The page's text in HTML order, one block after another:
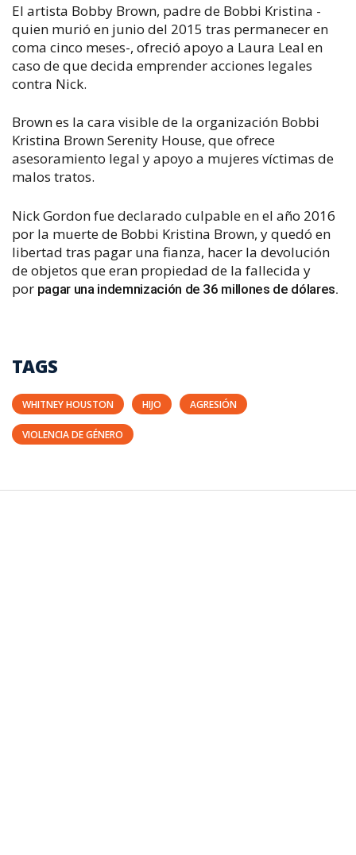
El artista Bobby Brown, padre de Bobbi Kristina -
quien murió en junio del 2015 tras permanecer en
coma cinco meses-, ofreció apoyo a Laura Leal en
caso de que decida emprender acciones legales
contra Nick.
Brown es la cara visible de la organización Bobbi
Kristina Brown Serenity House, que ofrece
asesoramiento legal y apoyo a mujeres víctimas de
malos tratos.
Nick Gordon fue declarado culpable en el año 2016
por la muerte de Bobbi Kristina Brown, y quedó en
libertad tras pagar una fianza, hacer la devolución
de objetos que eran propiedad de la fallecida y
por pagar una indemnización de 36 millones de dólares.
TAGS
WHITNEY HOUSTON HIJO AGRESIÓN
VIOLENCIA DE GÉNERO